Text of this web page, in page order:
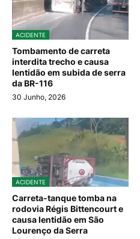
ACIDENTE
Tombamento de carreta
interdita trecho e causa
lentidão em subida de serra
da BR-116
30 Junho, 2026
ACIDENTE
Carreta-tanque tomba na
rodovia Régis Bittencourt e
causa lentidão em São
Lourenço da Serra